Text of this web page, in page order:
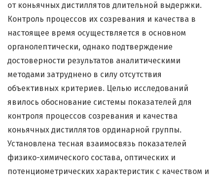
от коньячных дистиллятов длительной выдержки.
Контроль процессов их созревания и качества в
настоящее время осуществляется в основном
органолептически, однако подтверждение
достоверности результатов аналитическими
методами затруднено в силу отсутствия
объективных критериев. Целью исследований
явилось обоснование системы показателей для
контроля процессов созревания и качества
коньячных дистиллятов ординарной группы.
Установлена тесная взаимосвязь показателей
физико-химического состава, оптических и
потенциометрических характеристик с качеством и